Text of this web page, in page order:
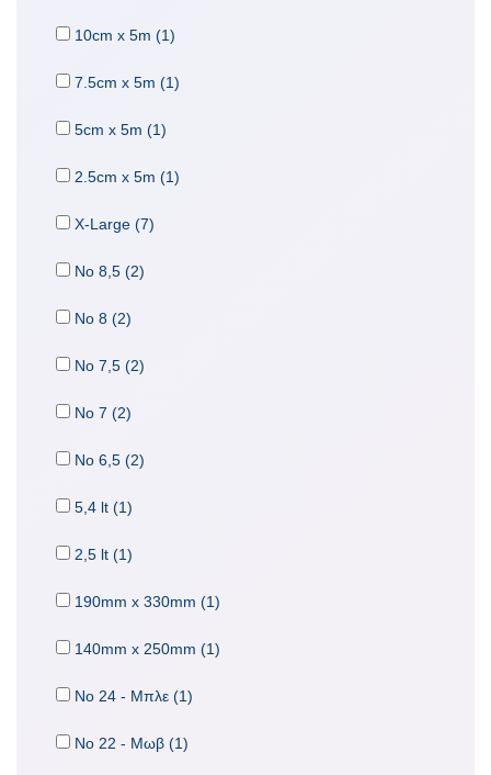
10cm x 5m (1)
7.5cm x 5m (1)
5cm x 5m (1)
2.5cm x 5m (1)
X-Large (7)
No 8,5 (2)
No 8 (2)
No 7,5 (2)
No 7 (2)
No 6,5 (2)
5,4 lt (1)
2,5 lt (1)
190mm x 330mm (1)
140mm x 250mm (1)
No 24 - Μπλε (1)
No 22 - Μωβ (1)